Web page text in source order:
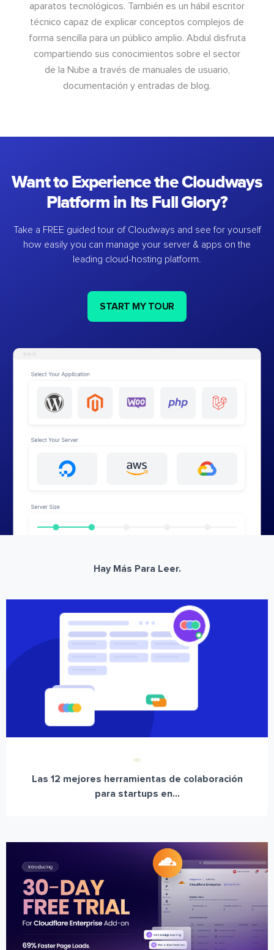
aparatos tecnológicos. También es un hábil escritor
técnico capaz de explicar conceptos complejos de
forma sencilla para un público amplio. Abdul disfruta
compartiendo sus conocimientos sobre el sector
de la Nube a través de manuales de usuario,
documentación y entradas de blog.
Want to Experience the Cloudways
Platform in Its Full Glory?
Take a FREE guided tour of Cloudways and see for yourself
how easily you can manage your server & apps on the
leading cloud-hosting platform.
START MY TOUR
Hay Más Para Leer.
Las 12 mejores herramientas de colaboración
para startups en...